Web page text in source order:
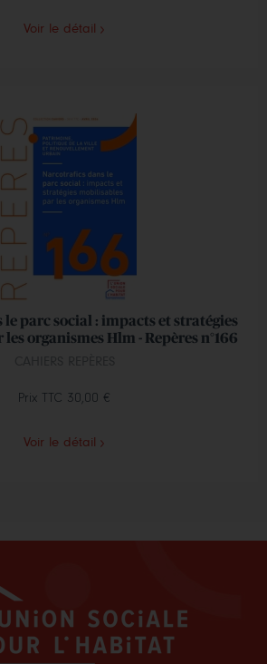
Voir le détail
parc social : impacts et stratégies
organismes Hlm - Repères n°166
Prix TTC 30,00 €
Voir le détail